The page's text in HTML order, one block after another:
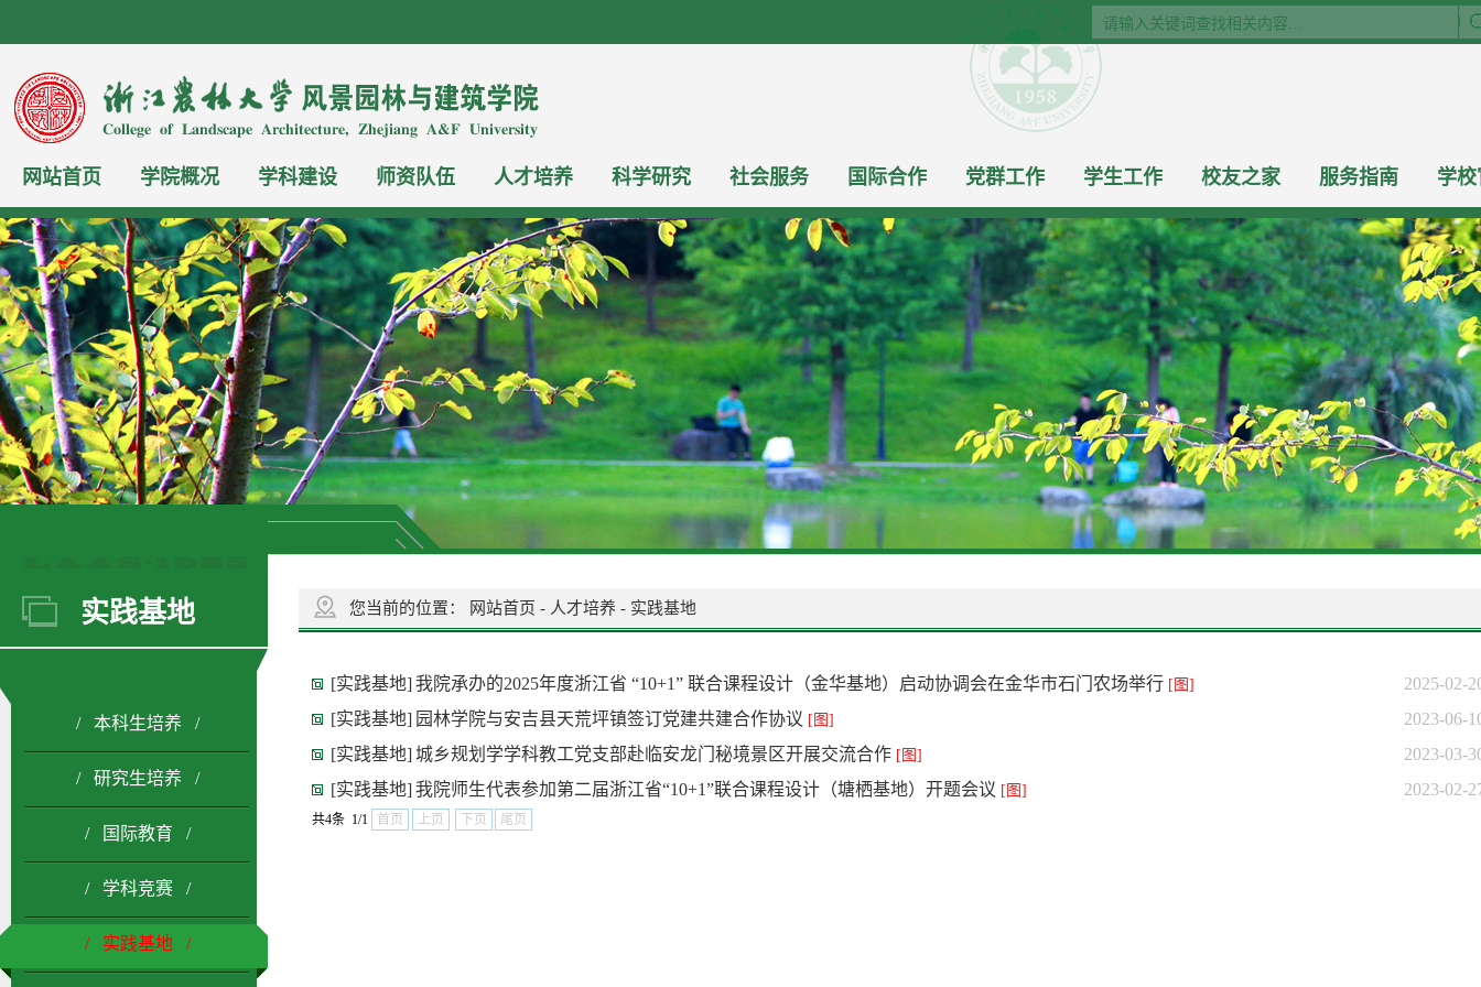
网站首页 学院概况 学科建设 师资队伍 人才培养 科学研究 社会服务 国际合作 党群工作 学生工作 校友之家 服务指南 学
实践基地
/ 本科生培养 /
/ 研究生培养 /
/ 国际教育 /
/ 学科竞赛 /
/ 实践基地 /
您当前的位置： 网站首页 - 人才培养 - 实践基地
[实践基地]我院承办的2025年度浙江省 “10+1” 联合课程设计（金华基地）启动协调会在金华市石门农场举行 [图]
2025-02-
[实践基地] 园林学院与安吉县天荒坪镇签订党建共建合作协议 [图]
2023-06-
[实践基地]城乡规划学学科教工党支部赴临安龙门秘境景区开展交流合作 [图]
2023-03-
[实践基地]我院师生代表参加第二届浙江省“10+1”联合课程设计（塘栖基地）开题会议 [图] 2023-02-
共4条 1/1 首页 上页 下页 尾页